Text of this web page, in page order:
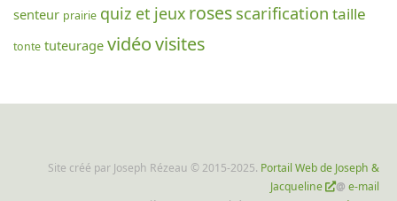
senteur prairie quiz et jeux roses scarification taille
tonte tuteurage vidéovisites
Site créé par Joseph Rézeau © 2015-2025. Portail Web de Joseph &
Jacqueline
@ e-mail